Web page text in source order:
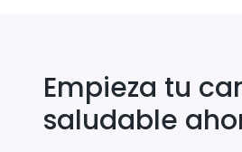
Empieza tu
saludable